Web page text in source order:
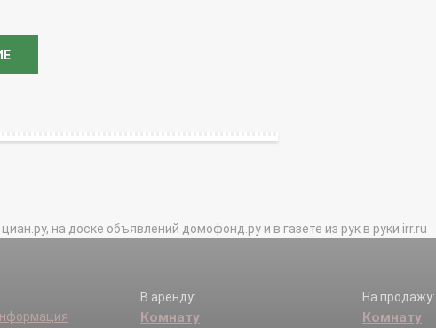
на доске объявлений домофонд.ру и в газете из рук в руки irr.ru
В аренду:
Комнату
На продажу:
Комнату